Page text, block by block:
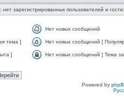
зарегистрированных пользователей и
Нет новых сообщений
тема ] Нет новых сообщений [
] Нет новых сообщений [ Тема
Powered by